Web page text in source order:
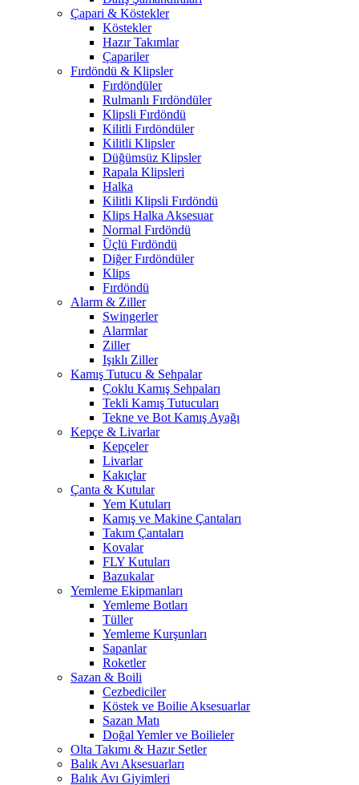
Çapari & Köstekler
Köstekler
Hazır Takımlar
Çapariler
Fırdöndü & Klipsler
Fırdöndüler
Rulmanlı Fırdöndüler
Klipsli Fırdöndü
Kilitli Fırdöndüler
Kilitli Klipsler
Düğümsüz Klipsler
Rapala Klipsleri
Halka
Kilitli Klipsli Fırdöndü
Klips Halka Aksesuar
Normal Fırdöndü
Üçlü Fırdöndü
Diğer Fırdöndüler
Klips
Fırdöndü
Alarm & Ziller
Swingerler
Alarmlar
Ziller
Işıklı Ziller
Kamış Tutucu & Sehpalar
Çoklu Kamış Sehpaları
Tekli Kamış Tutucuları
Tekne ve Bot Kamış Ayağı
Kepçe & Livarlar
Kepçeler
Livarlar
Kakıçlar
Çanta & Kutular
Yem Kutuları
Kamış ve Makine Çantaları
Takım Çantaları
Kovalar
FLY Kutuları
Bazukalar
Yemleme Ekipmanları
Yemleme Botları
Tüller
Yemleme Kurşunları
Sapanlar
Roketler
Sazan & Boili
Cezbediciler
Köstek ve Boilie Aksesuarlar
Sazan Matı
Doğal Yemler ve Boilieler
Olta Takımı & Hazır Setler
Balık Avı Aksesuarları
Balık Avı Giyimleri